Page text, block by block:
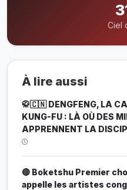
Ciel
À lire aussi
🥋🇨🇳 DENGFENG, LA
KUNG-FU : LÀ OÙ DES
APPRENNENT LA
🔴 Boketshu Premier
appelle les artistes